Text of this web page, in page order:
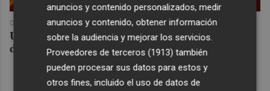
COREPUNK MMORPG
Un verdadero MMORPG de la vieja escuela ¡Cómo los
de antes, pero mejor!
anuncios y contenido personalizados, medir
anuncios y contenido, obtener información
sobre la audiencia y mejorar los servicios.
Proveedores de terceros (1913) también
pueden procesar sus datos para estos y
otros fines, incluido el uso de datos de